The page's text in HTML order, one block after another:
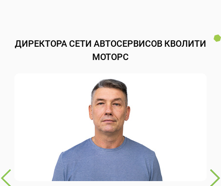
ДИРЕКТОРА СЕТИ АВТОСЕРВИСОВ КВОЛИТИ
МОТОРС